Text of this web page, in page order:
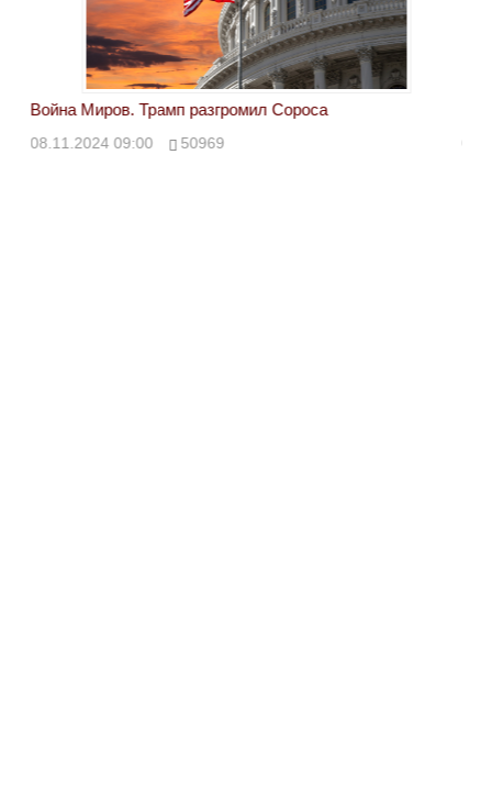
Война Миров. Трамп разгромил Сороса
08.11.2024 09:00 50969